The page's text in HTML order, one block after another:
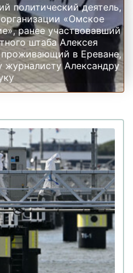
политический деятель,
«Омское
ранее участвовавший
штаба Алексея
проживающий в Ереване,
журналисту Александру